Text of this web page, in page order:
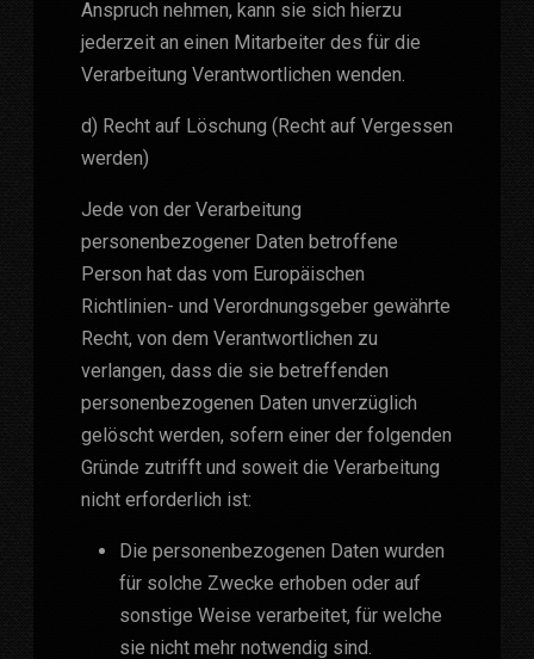
Anspruch nehmen, kann sie sich hierzu
jederzeit an einen Mitarbeiter des für die
Verarbeitung Verantwortlichen wenden.
d) Recht auf Löschung (Recht auf Vergessen
werden)
Jede von der Verarbeitung
personenbezogener Daten betroffene
Person hat das vom Europäischen
Richtlinien- und Verordnungsgeber gewährte
Recht, von dem Verantwortlichen zu
verlangen, dass die sie betreffenden
personenbezogenen Daten unverzüglich
gelöscht werden, sofern einer der folgenden
Gründe zutrifft und soweit die Verarbeitung
nicht erforderlich ist:
Die personenbezogenen Daten wurden
für solche Zwecke erhoben oder auf
sonstige Weise verarbeitet, für welche
sie nicht mehr notwendig sind.